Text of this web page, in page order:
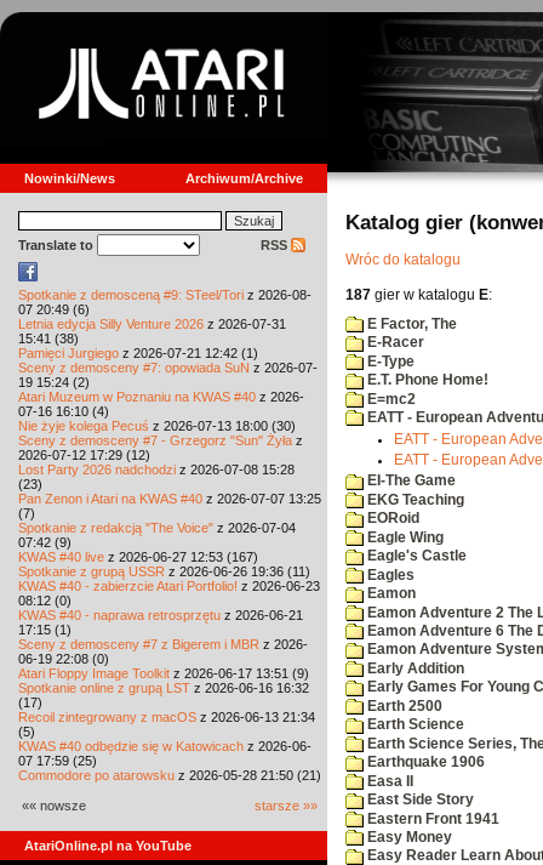
Nowinki/News Archiwum/Archive
Translate to RSS
Spotkanie z demosceną #9: STeel/Tori z 2026-08-
07 20:49 (6)
Letnia edycja Silly Venture 2026 z 2026-07-31
15:41 (38)
Pamięci Jurgiego z 2026-07-21 12:42 (1)
Sceny z demosceny #7: opowiada SuN z 2026-07-
19 15:24 (2)
Atari Muzeum w Poznaniu na KWAS #40 z 2026-
07-16 16:10 (4)
Nie żyje kolega Pecuś z 2026-07-13 18:00 (30)
Sceny z demosceny #7 - Grzegorz "Sun" Żyła z
2026-07-12 17:29 (12)
Lost Party 2026 nadchodzi z 2026-07-08 15:28
(23)
Pan Zenon i Atari na KWAS #40 z 2026-07-07 13:25
(7)
Spotkanie z redakcją "The Voice" z 2026-07-04
07:42 (9)
KWAS #40 live z 2026-06-27 12:53 (167)
Spotkanie z grupą USSR z 2026-06-26 19:36 (11)
KWAS #40 - zabierzcie Atari Portfolio! z 2026-06-23
08:12 (0)
KWAS #40 - naprawa retrosprzętu z 2026-06-21
17:15 (1)
Sceny z demosceny #7 z Bigerem i MBR z 2026-
06-19 22:08 (0)
Atari Floppy Image Toolkit z 2026-06-17 13:51 (9)
Spotkanie online z grupą LST z 2026-06-16 16:32
(17)
Recoil zintegrowany z macOS z 2026-06-13 21:34
(5)
KWAS #40 odbędzie się w Katowicach z 2026-06-
07 17:59 (25)
Commodore po atarowsku z 2026-05-28 21:50 (21)
«« nowsze starsze »»
AtariOnline.pl na YouTube
Katalog gier
Wróc do katalogu
187 gier w katalogu E:
E Factor, The
E-Racer
E-Type
E.T. Phone Home!
E=mc2
EATT - European
EATT - European
EATT - European
EI-The Game
EKG Teaching
EORoid
Eagle Wing
Eagle's Castle
Eagles
Eamon
Eamon Adventure 2 The
Eamon Adventure 6 The
Eamon Adventure
Early Addition
Early Games For Young
Earth 2500
Earth Science
Earth Science Series,
Earthquake 1906
Easa II
East Side Story
Eastern Front 1941
Easy Money
Easy Reader Learn